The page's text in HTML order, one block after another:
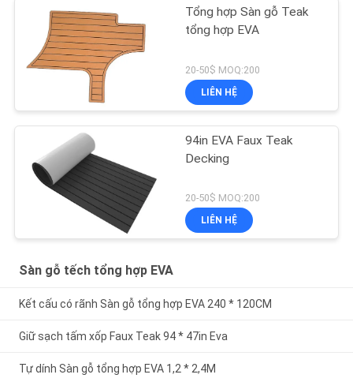
Tổng hợp Sàn gỗ Teak
tổng hợp EVA
20-50$ MOQ:200
LIÊN HỆ
94in EVA Faux Teak
Decking
20-50$ MOQ:200
LIÊN HỆ
Sàn gỗ tếch tổng hợp EVA
Kết cấu có rãnh Sàn gỗ tổng hợp EVA 240 * 120CM
Giữ sạch tấm xốp Faux Teak 94 * 47in Eva
Tự dính Sàn gỗ tổng hợp EVA 1,2 * 2,4M